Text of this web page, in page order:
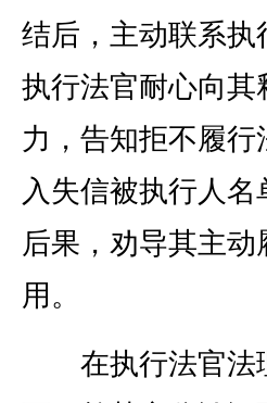
结后，主动联系
执行法官耐心向
力，告知拒不履
入失信被执行人
后果，劝导其主
用。
在执行法官法